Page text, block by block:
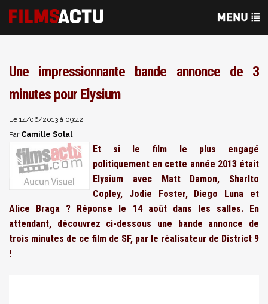
Une impressionnante bande annonce de 3
minutes pour Elysium
Le 14/06/2013 à 09:42
Par Camille Solal
Et si le film le plus engagé
politiquement en cette année 2013 était
Elysium avec Matt Damon, Sharlto
Copley, Jodie Foster, Diego Luna et
Alice Braga ? Réponse le 14 août dans les salles. En
attendant, découvrez ci-dessous une bande annonce de
trois minutes de ce film de SF, par le réalisateur de District 9
!